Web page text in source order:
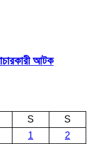
আটক​
S
S
1
2